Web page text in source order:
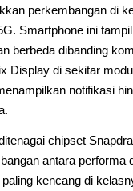
perkembangan di
Smartphone ini
berbeda dibanding
Display di sekitar
notifikasi
chipset
antara performa
kencang di